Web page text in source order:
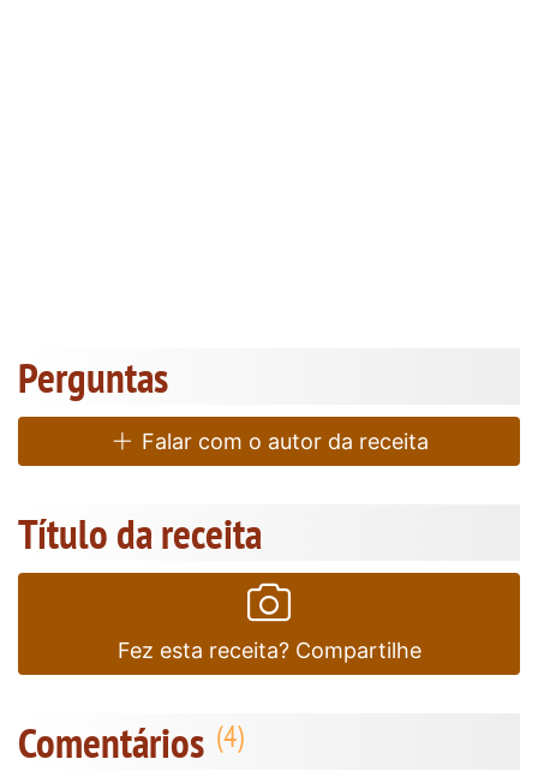
Perguntas
Falar com o autor da receita
Título da receita
Fez esta receita? Compartilhe
Comentários